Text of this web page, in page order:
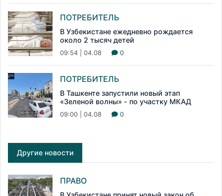
ПОТРЕБИТЕЛЬ
В Узбекистане ежедневно рождается
около 2 тысяч детей
09:54 | 04.08 0
ПОТРЕБИТЕЛЬ
В Ташкенте запустили новый этап
«Зеленой волны» - по участку МКАД
09:00 | 04.08 0
Другие новости
ПРАВО